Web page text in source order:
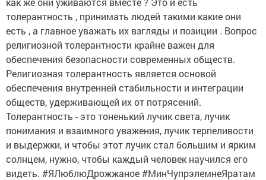
толерантность , принимать людей такими какие они
есть , а главное уважать их взгляды и позиции . Вопрос
религиозной толерантности крайне важен для
обеспечения безопасности современных обществ.
Религиозная толерантность является основой
обеспечения внутренней стабильности и интеграции
обществ, удерживающей их от потрясений.
Толерантность - это тоненький лучик света, лучик
понимания и взаимного уважения, лучик терпеливости
и выдержки, и чтобы этот лучик стал большим и ярким
солнцем, нужно, чтобы каждый человек научился его
видеть. #ЯЛюблюДрожжаное #МинЧупрэлемнеЯратам